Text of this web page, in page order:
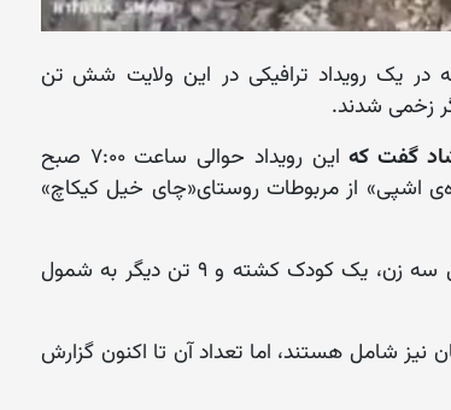
در یک رویداد ترافیکی در این ولایت شش تن
گفت که
این رویداد حوالی ساعت ۷:۰۰ صبح
به «دره‌ی اشپی» از مربوطات روستای«چای خیل کیکاچ»
وی علاوه کرد که در این رویداد مرگ‌بار شش نفر، به‌شمول سه زن، یک کودک کشته و ۹ تن دیگر به شمول
نیز شامل هستند، اما تعداد آن تا اکنون گزارش